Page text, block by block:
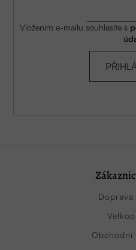
Vložením e-mailu souhlasíte s
Doprava
Obchodní